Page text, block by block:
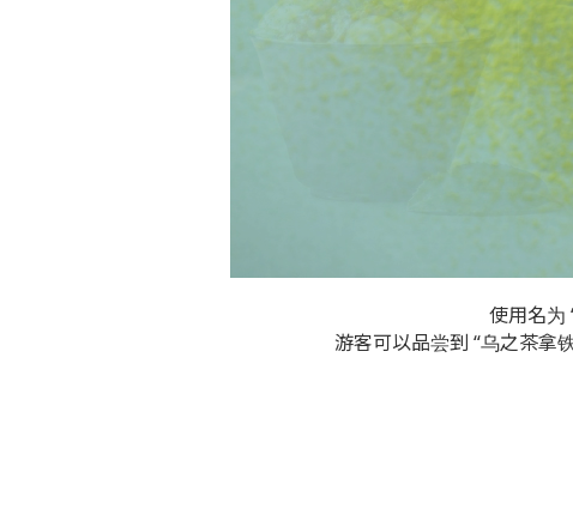
使用名为
游客可以品尝到 “乌之茶拿